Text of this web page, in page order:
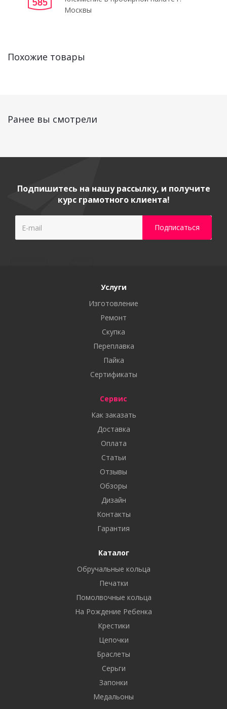
Москвы
Похожие товары
Ранее вы смотрели
Подпишитесь на нашу рассылку, и получите
курс грамотного клиента!
Услуги
Изготовление
Ремонт
Скупка
Переплавка
Пайка
Сертификаты
Сервис
Как заказать
Доставка
Оплата
Статьи
Отзывы
Обзоры
Дизайн
Контакты
Гарантия
Каталог
Обручальные кольца
Печатки
Помолвочные кольца
На Рождение Ребенка
Крестики
Цепочки
Браслеты
Серьги
Запонки
Медальоны